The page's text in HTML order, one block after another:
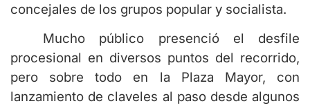
concejales de los grupos popular y socialista.
Mucho público presenció el desfile
procesional en diversos puntos del recorrido,
pero sobre todo en la Plaza Mayor, con
lanzamiento de claveles al paso desde algunos